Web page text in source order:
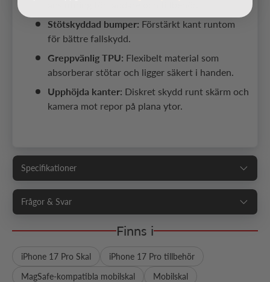
Stötskyddad bumper: Förstärkt kant runtom
för bättre fallskydd.
Greppvänlig TPU: Flexibelt material som
absorberar stötar och ligger säkert i handen.
Upphöjda kanter: Diskret skydd runt skärm och
kamera mot repor på plana ytor.
Specifikationer
Frågor & Svar
Finns i
iPhone 17 Pro Skal
iPhone 17 Pro tillbehör
MagSafe-kompatibla mobilskal
Mobilskal